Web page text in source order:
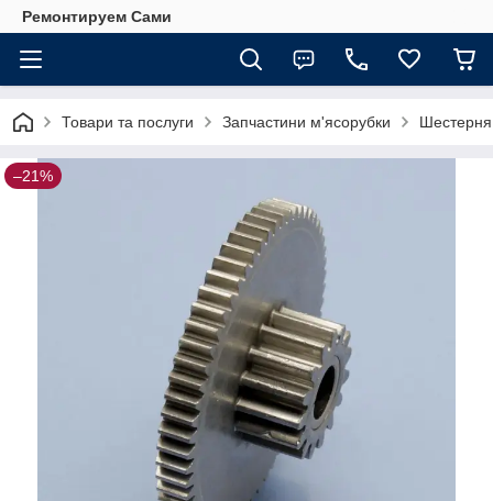
Ремонтируем Сами
Товари та послуги Запчастини м'ясорубки
–21%